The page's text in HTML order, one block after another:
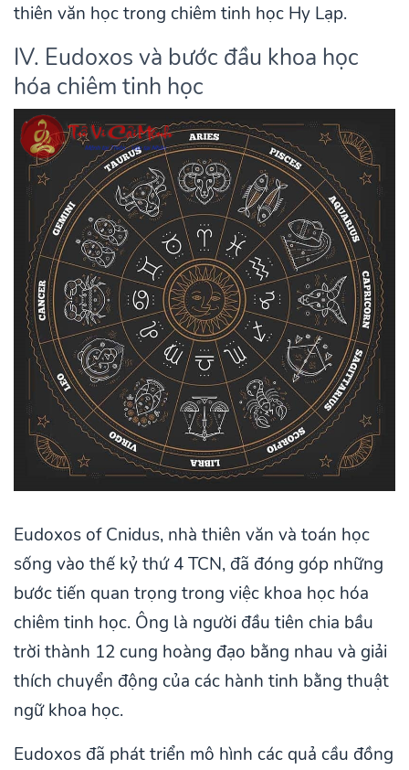
thiên văn học trong chiêm tinh học Hy Lạp.
IV. Eudoxos và bước đầu khoa học
hóa chiêm tinh học
Eudoxos of Cnidus, nhà thiên văn và toán học
sống vào thế kỷ thứ 4 TCN, đã đóng góp những
bước tiến quan trọng trong việc khoa học hóa
chiêm tinh học. Ông là người đầu tiên chia bầu
trời thành 12 cung hoàng đạo bằng nhau và giải
thích chuyển động của các hành tinh bằng thuật
ngữ khoa học.
Eudoxos đã phát triển mô hình các quả cầu đồng